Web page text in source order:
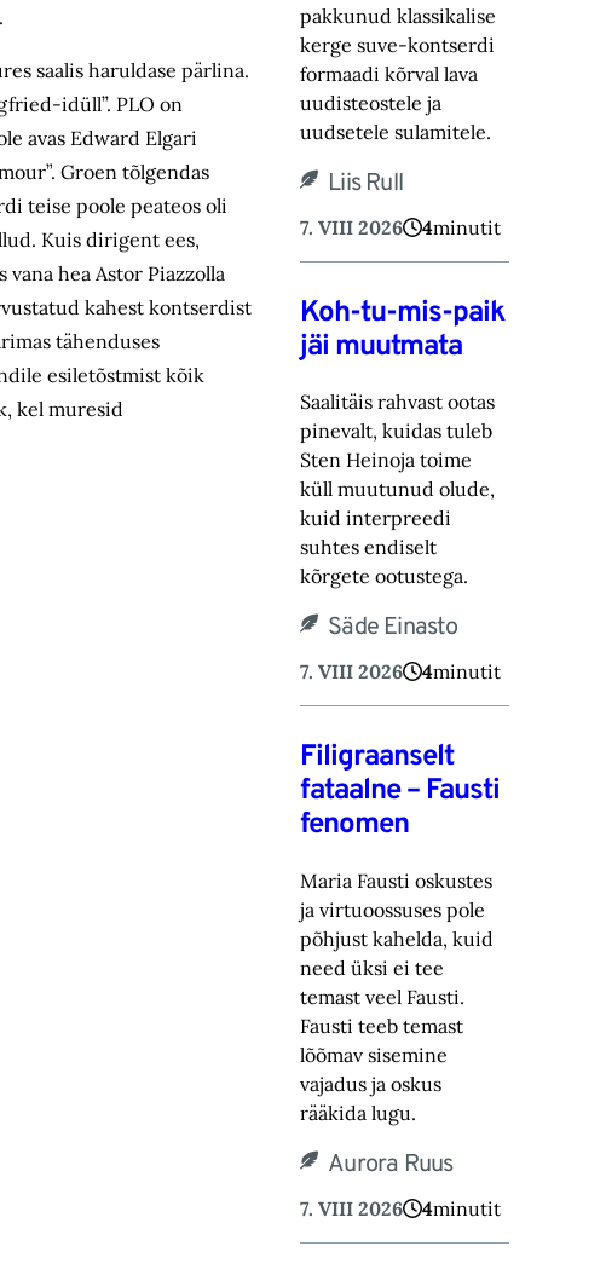
saalis haruldase pärlina.
idüll”. PLO on
avas Edward Elgari
Groen tõlgendas
teise poole peateos oli
Kuis dirigent ees,
hea Astor Piazzolla
kahest kontserdist
tähenduses
esiletõstmist kõik
kel muresid
pakkunud klassikalise
kerge suve-‎kontserdi
formaadi kõrval lava
uudisteostele ja
uudsetele sulamitele.‎
Liis Rull
7. VIII 2026 4minutit
Koh-tu-mis-paik
jäi muutmata
Saalitäis rahvast ootas
pinevalt, kuidas tuleb
Sten Heinoja toime
küll muutunud olude,
kuid ‎interpreedi
suhtes endiselt
kõrgete ootustega.‎
Säde Einasto
7. VIII 2026 4minutit
Filigraanselt
fataalne – Fausti
fenomen
Maria Fausti oskustes
ja virtuoossuses pole
põhjust kahelda, kuid
need üksi ei tee
temast ‎veel Fausti.
Fausti teeb temast
lõõmav sisemine
vajadus ja oskus
rääkida lugu.‎
Aurora Ruus
7. VIII 2026 4minutit